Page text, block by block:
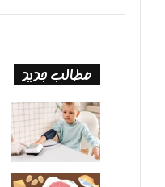
مطالب جدید